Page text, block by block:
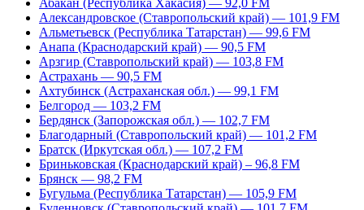
Абакан (Республика Хакасия) — 92,0 FM
Александровское (Ставропольский край) — 101,9 FM
Альметьевск (Республика Татарстан) — 99,6 FM
Анапа (Краснодарский край) — 90,5 FM
Арзгир (Ставропольский край) — 103,8 FM
Астрахань — 90,5 FM
Ахтубинск (Астраханская обл.) — 99,1 FM
Белгород — 103,2 FM
Бердянск (Запорожская обл.) — 102,7 FM
Благодарный (Ставропольский край) — 101,2 FM
Братск (Иркутская обл.) — 107,2 FM
Бриньковская (Краснодарский край) – 96,8 FM
Брянск — 98,2 FM
Бугульма (Республика Татарстан) — 105,9 FM